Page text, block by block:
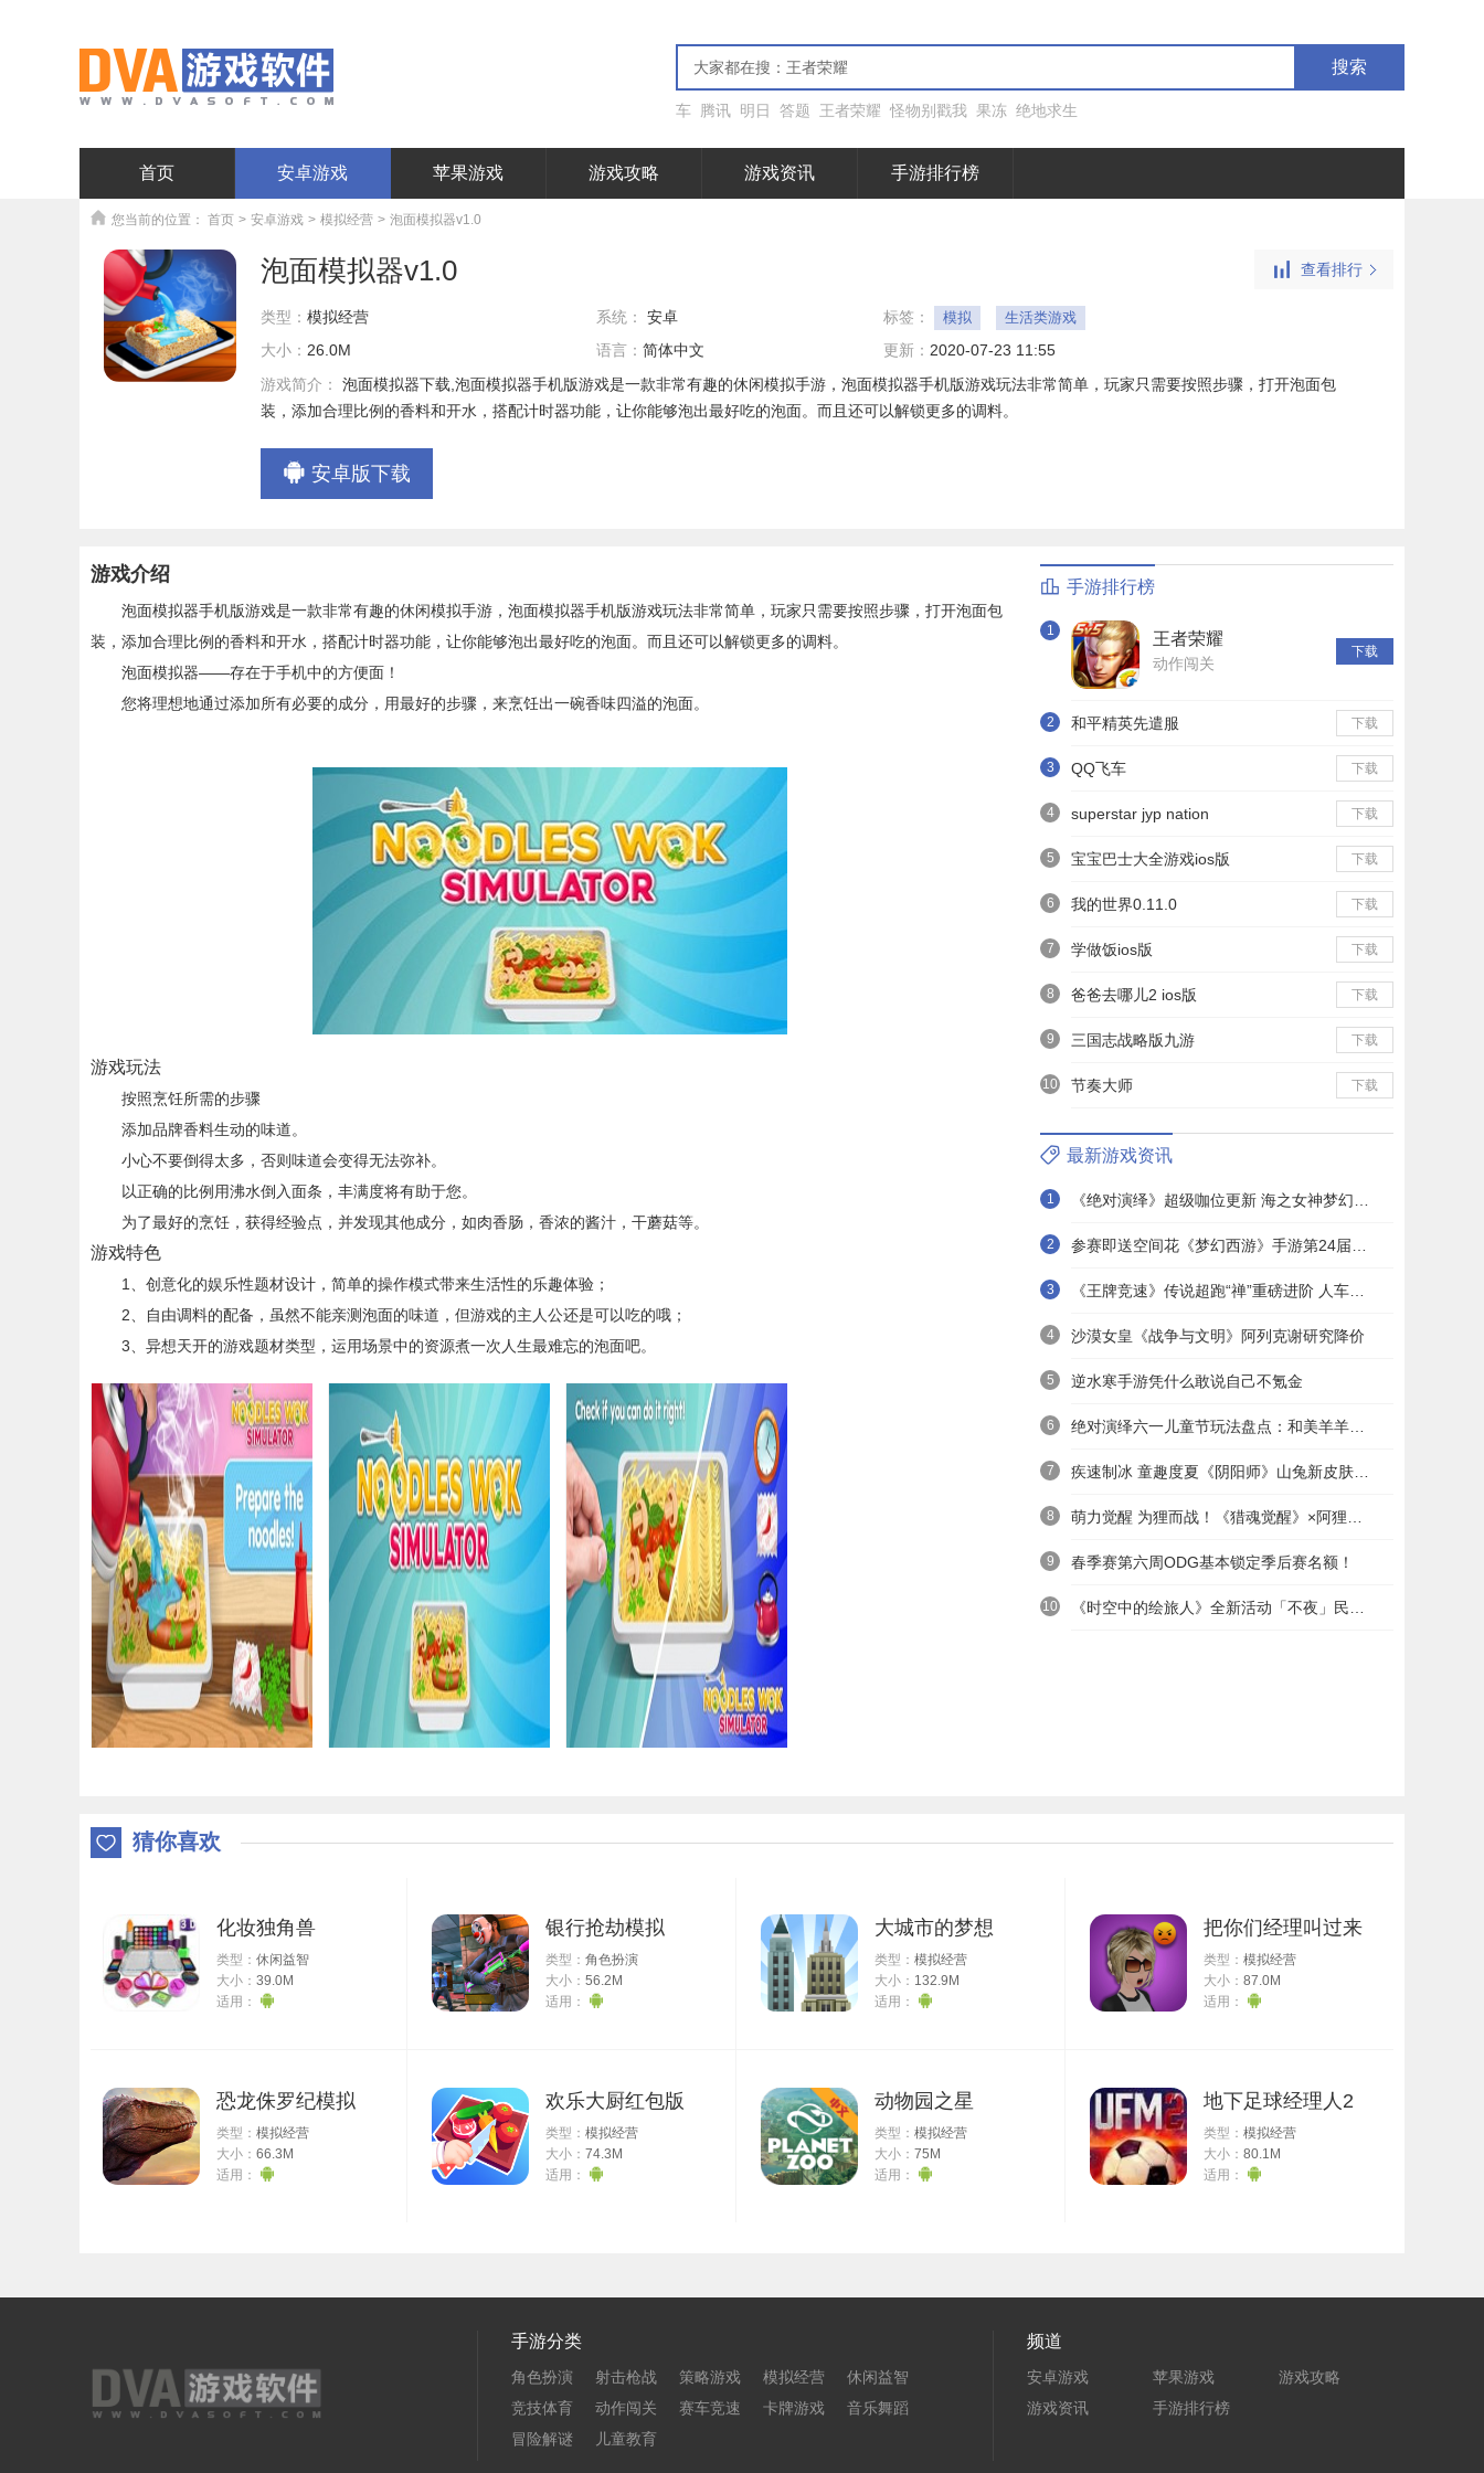
搜索
车 腾讯 明日 答题 王者荣耀 怪物别戳我 果冻 绝地求生
首页 安卓游戏 苹果游戏 游戏攻略 游戏资讯 手游排行榜
您当前的位置： 首页 > 安卓游戏 > 模拟经营 > 泡面模拟器v1.0
泡面模拟器v1.0
类型： 模拟经营 系统： 安卓 标签： 模拟 生活类游戏
大小： 26.0M 语言： 简体中文 更新： 2020-07-23 11:55
游戏简介：
泡面模拟器下载,泡面模拟器手机版游戏是一款非常有趣的休闲模拟手游，泡面模拟器手机版游戏玩法非常简单，玩家只需要按照步骤，打开泡面包
装，添加合理比例的香料和开水，搭配计时器功能，让你能够泡出最好吃的泡面。而且还可以解锁更多的调料。
安卓版下载
查看排行
游戏介绍
泡面模拟器手机版游戏是一款非常有趣的休闲模拟手游，泡面模拟器手机版游戏玩法非常简单，玩家只需要按照步骤，打开泡面包
装，添加合理比例的香料和开水，搭配计时器功能，让你能够泡出最好吃的泡面。而且还可以解锁更多的调料。
泡面模拟器——存在于手机中的方便面！
您将理想地通过添加所有必要的成分，用最好的步骤，来烹饪出一碗香味四溢的泡面。
游戏玩法
按照烹饪所需的步骤
添加品牌香料生动的味道。
小心不要倒得太多，否则味道会变得无法弥补。
以正确的比例用沸水倒入面条，丰满度将有助于您。
为了最好的烹饪，获得经验点，并发现其他成分，如肉香肠，香浓的酱汁，干蘑菇等。
游戏特色
1、创意化的娱乐性题材设计，简单的操作模式带来生活性的乐趣体验；
2、自由调料的配备，虽然不能亲测泡面的味道，但游戏的主人公还是可以吃的哦；
3、异想天开的游戏题材类型，运用场景中的资源煮一次人生最难忘的泡面吧。
手游排行榜
1 王者荣耀
动作闯关
下载
2 和平精英先遣服 下载
3 QQ飞车 下载
4 superstar jyp nation 下载
5 宝宝巴士大全游戏ios版 下载
6 我的世界0.11.0 下载
7 学做饭ios版 下载
8 爸爸去哪儿2 ios版 下载
9 三国志战略版九游 下载
10 节奏大师 下载
最新游戏资讯
1
2
3
4 沙漠女皇《战争与文明》阿列克谢研究降价
5 逆水寒手游凭什么敢说自己不氪金
6
7
8
9 春季赛第六周ODG基本锁定季后赛名额！
10
猜你喜欢
化妆独角兽
类型： 休闲益智
大小： 39.0M
适用：
银行抢劫模拟
类型： 角色扮演
大小： 56.2M
适用：
大城市的梦想
类型： 模拟经营
大小： 132.9M
适用：
把你们经理叫过来
类型： 模拟经营
大小： 87.0M
适用：
恐龙侏罗纪模拟
类型： 模拟经营
大小： 66.3M
适用：
欢乐大厨红包版
类型： 模拟经营
大小： 74.3M
适用：
动物园之星
类型： 模拟经营
大小： 75M
适用：
地下足球经理人2
类型： 模拟经营
大小： 80.1M
适用：
手游分类
角色扮演 射击枪战 策略游戏 模拟经营
休闲益智
竞技体育
动作闯关 赛车竞速 卡牌游戏
音乐舞蹈
冒险解谜
儿童教育
频道
安卓游戏 苹果游戏
游戏攻略
游戏资讯
手游排行榜